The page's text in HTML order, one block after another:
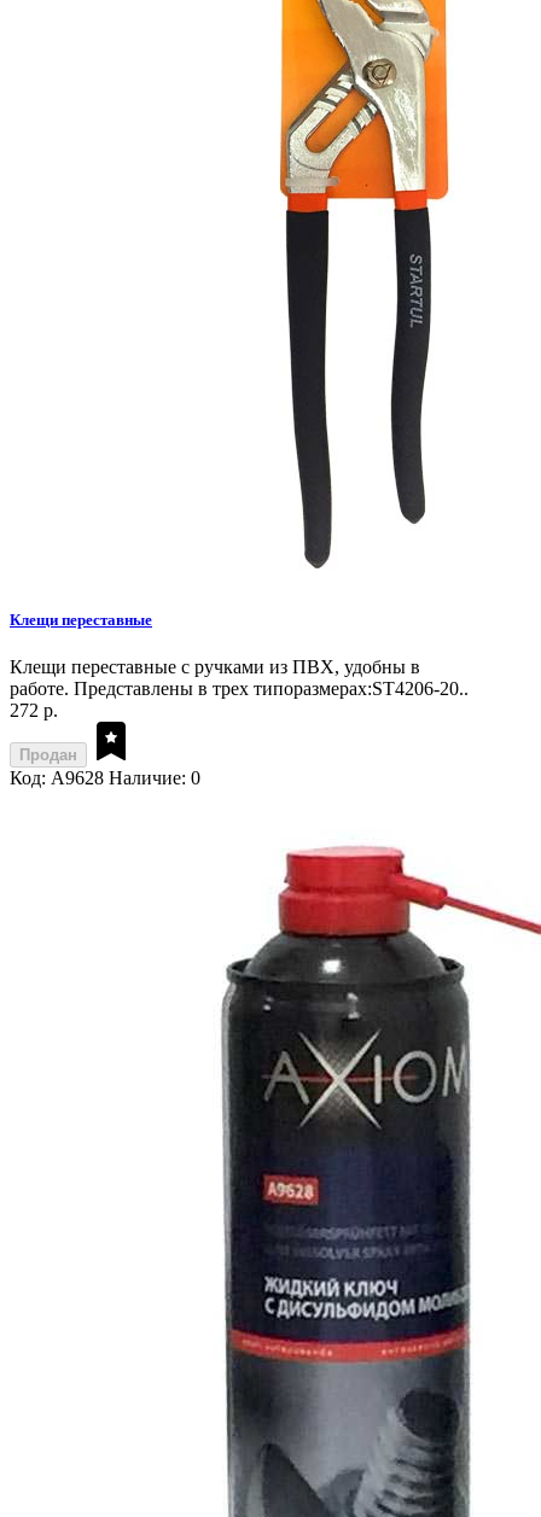
Клещи переставные
Клещи переставные с ручками из ПВХ, удобны в
работе. Представлены в трех типоразмерах:ST4206-20..
272 р.
Продан
Код: A9628 Наличие: 0